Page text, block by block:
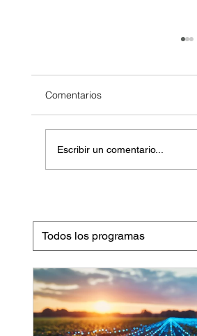
análisis de suelo? y
correctamente?
Comentarios
Escribir un comentario...